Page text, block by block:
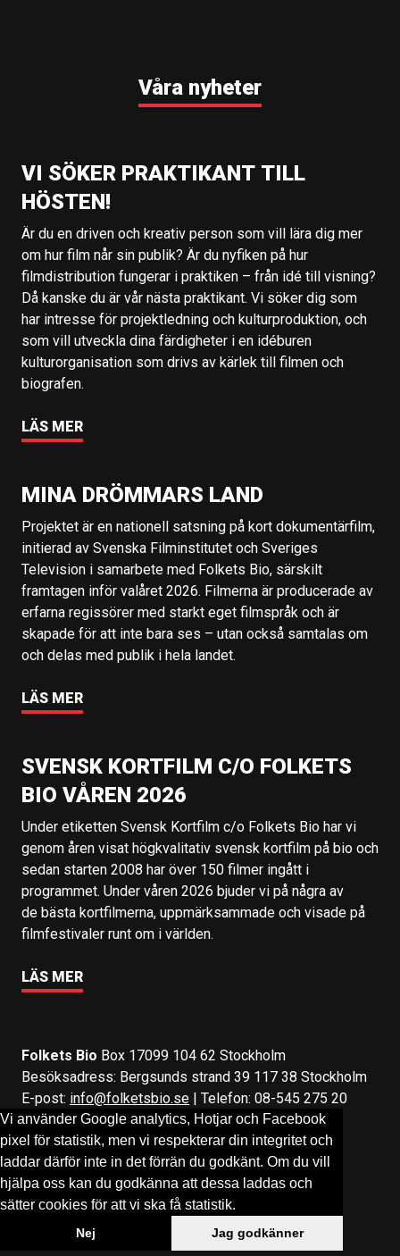
Vi använder Google analytics, Hotjar och Facebook
pixel för statistik, men vi respekterar din integritet och
laddar därför inte in det förrän du godkänt. Om du vill
hjälpa oss kan du godkänna att dessa laddas och
sätter cookies för att vi ska få statistik.
Nej Jag godkänner
Våra nyheter
VI SÖKER PRAKTIKANT TILL
HÖSTEN!
Är du en driven och kreativ person som vill lära dig mer
om hur film når sin publik? Är du nyfiken på hur
filmdistribution fungerar i praktiken – från idé till visning?
Då kanske du är vår nästa praktikant. Vi söker dig som
har intresse för projektledning och kulturproduktion, och
som vill utveckla dina färdigheter i en idéburen
kulturorganisation som drivs av kärlek till filmen och
biografen.
LÄS MER
MINA DRÖMMARS LAND
Projektet är en nationell satsning på kort dokumentärfilm,
initierad av Svenska Filminstitutet och Sveriges
Television i samarbete med Folkets Bio, särskilt
framtagen inför valåret 2026. Filmerna är producerade av
erfarna regissörer med starkt eget filmspråk och är
skapade för att inte bara ses – utan också samtalas om
och delas med publik i hela landet.
LÄS MER
SVENSK KORTFILM C/O FOLKETS
BIO VÅREN 2026
Under etiketten Svensk Kortfilm c/o Folkets Bio har vi
genom åren visat högkvalitativ svensk kortfilm på bio och
sedan starten 2008 har över 150 filmer ingått i
programmet. Under våren 2026 bjuder vi på några av
de bästa kortfilmerna, uppmärksammade och visade på
filmfestivaler runt om i världen.
LÄS MER
Folkets Bio Box 17099 104 62 Stockholm
Besöksadress: Bergsunds strand 39 117 38 Stockholm
E-post: info@folketsbio.se | Telefon: 08-545 275 20
Följ oss på:Facebook&Instagram